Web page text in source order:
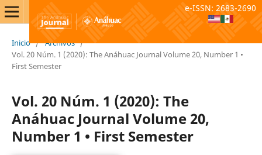
Inicio / Archivos /
Vol. 20 Núm. 1 (2020): The Anáhuac Journal Volume 20, Number 1 •
First Semester
Vol. 20 Núm. 1 (2020): The
Anáhuac Journal Volume 20,
Number 1 • First Semester
e-ISSN: 2683-2690